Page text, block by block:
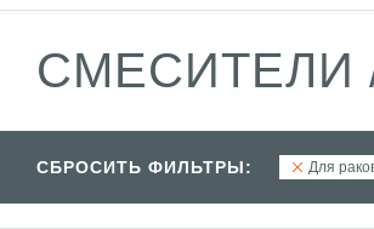
СМЕСИТЕЛИ
СБРОСИТЬ ФИЛЬТРЫ: Для